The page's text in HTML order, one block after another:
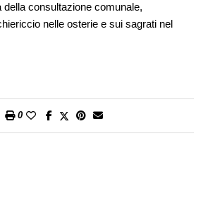
della consultazione comunale,
nelle osterie e sui sagrati nel
a schernire la parte avversa, in un
una vociante tifoseria. D’un tratto
0